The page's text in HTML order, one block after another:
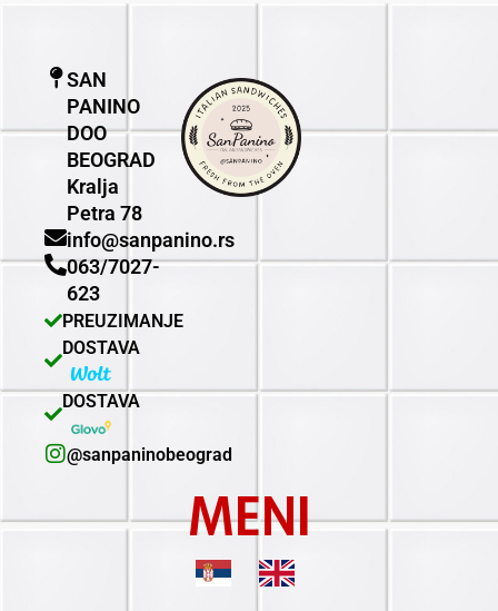
SAN
PANINO
DOO
BEOGRAD
Kralja
Petra 78
info@sanpanino.rs
063/7027-
623
PREUZIMANJE
DOSTAVA
DOSTAVA
@sanpaninobeograd
MENI